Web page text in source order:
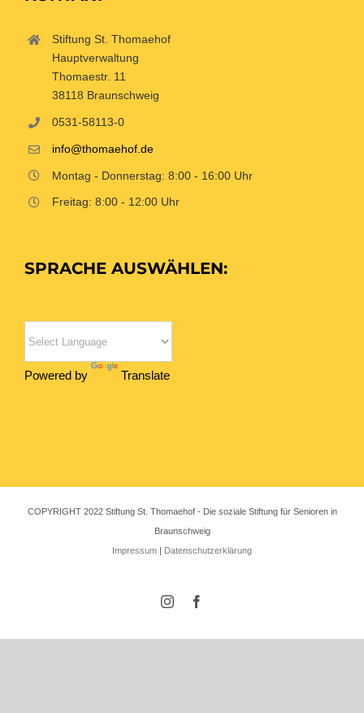
Stiftung St. Thomaehof
Hauptverwaltung
Thomaestr. 11
38118 Braunschweig
0531-58113-0
info@thomaehof.de
Montag - Donnerstag: 8:00 - 16:00 Uhr
Freitag: 8:00 - 12:00 Uhr
SPRACHE AUSWÄHLEN:
Powered by Translate
COPYRIGHT 2022 Stiftung St. Thomaehof - Die soziale Stiftung für Senioren in
Braunschweig
Impressum
Datenschutzerklärung
Instagram